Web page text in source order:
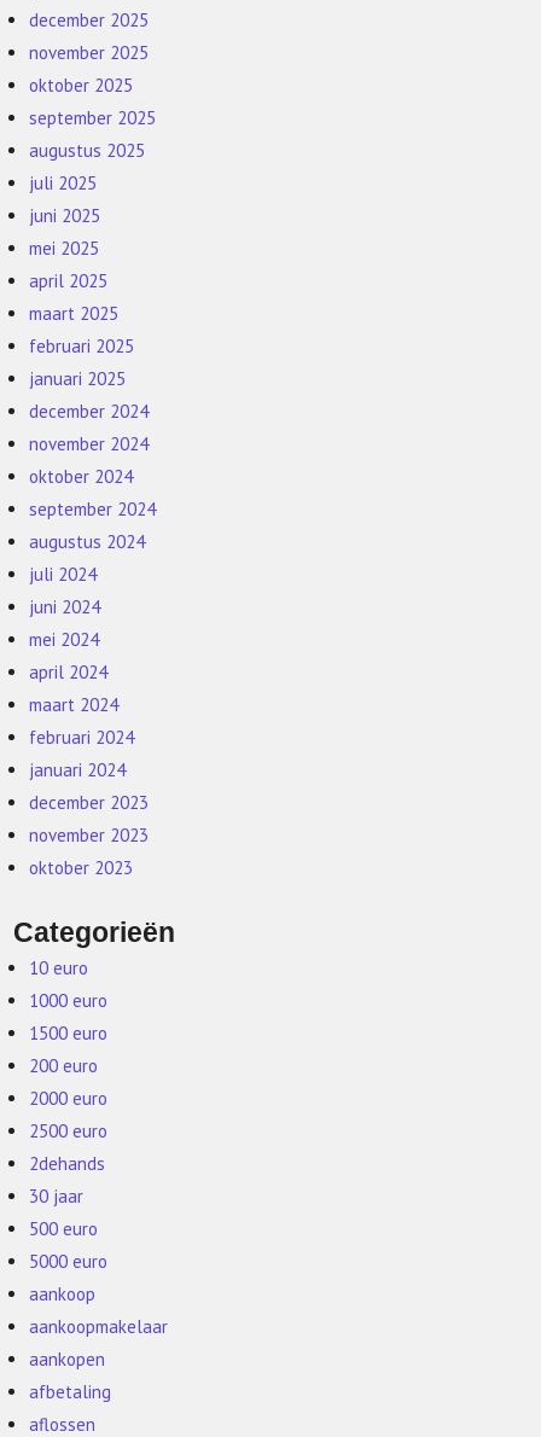
december 2025
november 2025
oktober 2025
september 2025
augustus 2025
juli 2025
juni 2025
mei 2025
april 2025
maart 2025
februari 2025
januari 2025
december 2024
november 2024
oktober 2024
september 2024
augustus 2024
juli 2024
juni 2024
mei 2024
april 2024
maart 2024
februari 2024
januari 2024
december 2023
november 2023
oktober 2023
Categorieën
10 euro
1000 euro
1500 euro
200 euro
2000 euro
2500 euro
2dehands
30 jaar
500 euro
5000 euro
aankoop
aankoopmakelaar
aankopen
afbetaling
aflossen